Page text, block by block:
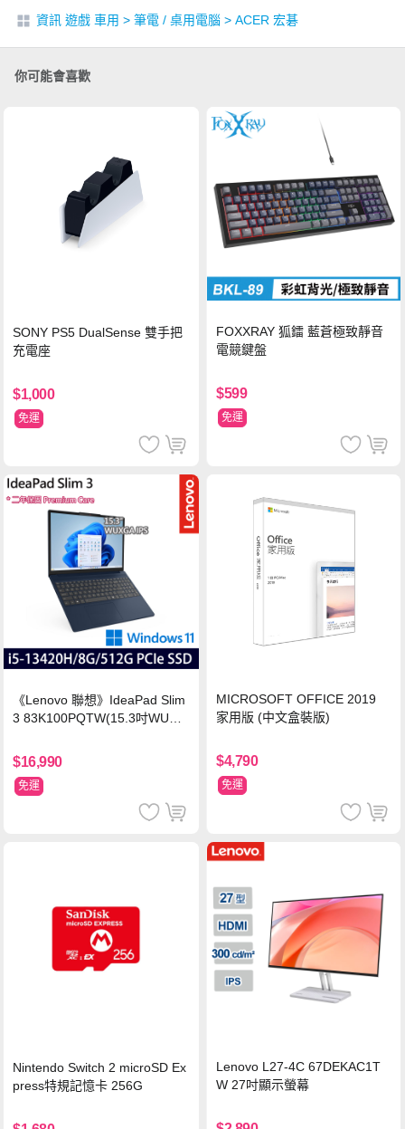
資訊 遊戲 車用 > 筆電 / 桌用電腦 > ACER 宏碁
你可能會喜歡
SONY PS5 DualSense 雙手把
充電座
$1,000
免運
FOXXRAY 狐鐳 藍蒼極致靜音
電競鍵盤
$599
免運
《Lenovo 聯想》IdeaPad Slim
3 83K100PQTW(15.3吋WUXG
n11/二年保)
$16,990
免運
MICROSOFT OFFICE 2019
家用版 (中文盒裝版)
$4,790
免運
Nintendo Switch 2 microSD Ex
press特規記憶卡 256G
Lenovo L27-4C 67DEKAC1T
W 27吋顯示螢幕